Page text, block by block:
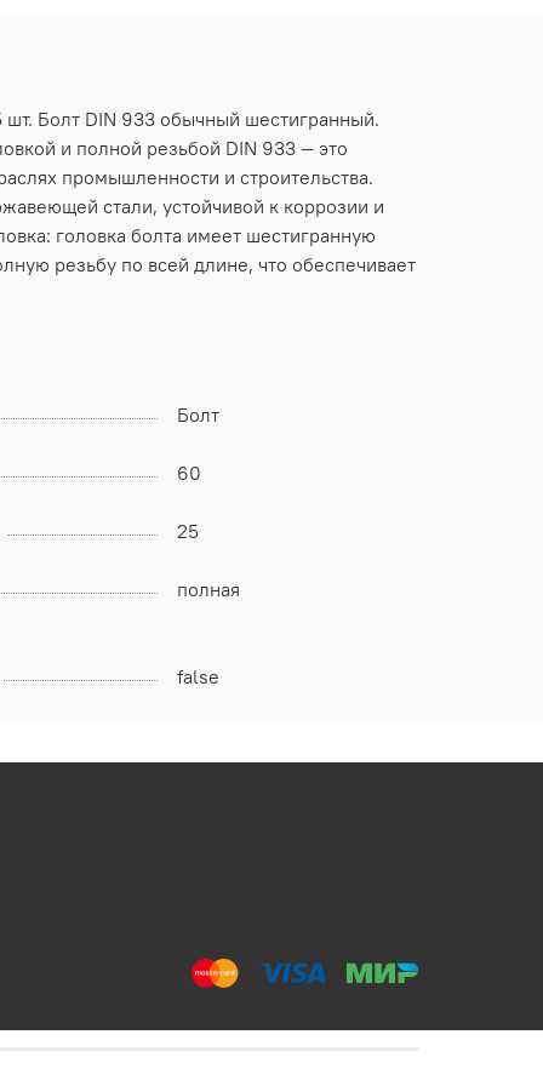
Болт DIN 933 обычный шестигранный.
и полной резьбой DIN 933 — это
промышленности и строительства.
стали, устойчивой к коррозии и
головка болта имеет шестигранную
резьбу по всей длине, что обеспечивает
Болт
60
25
полная
false